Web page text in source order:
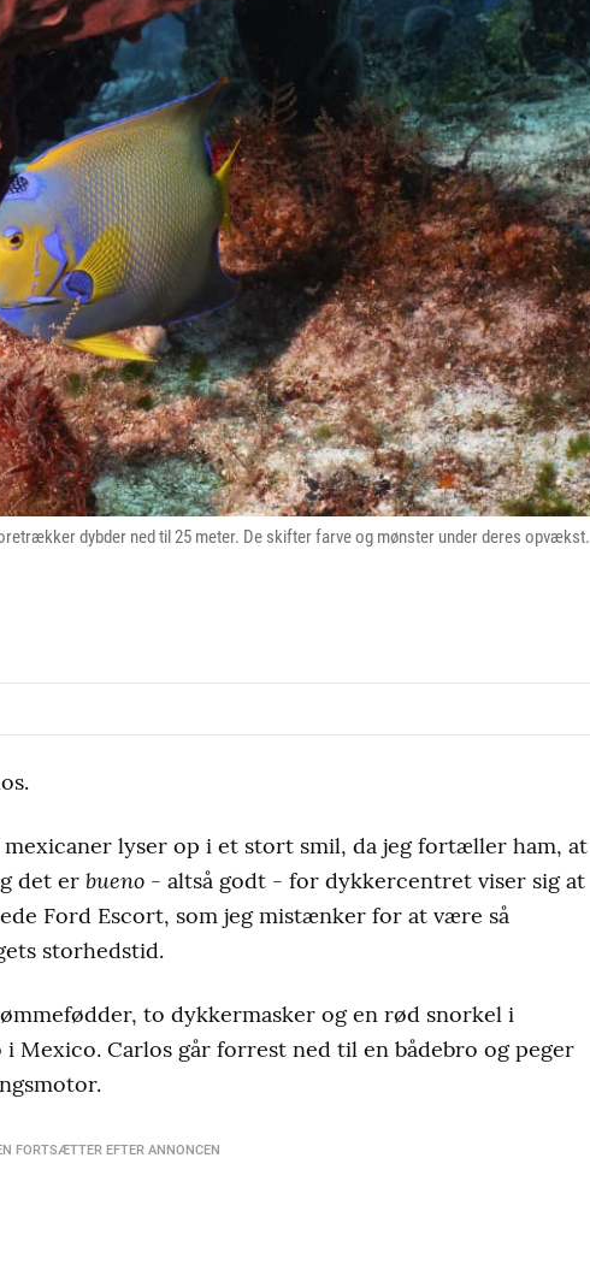
dybder ned til 25 meter. De skifter farve og mønster under deres opvækst.
lyser op i et stort smil, da jeg fortæller ham, at
det er bueno - altså godt - for dykkercentret viser sig at
Ford Escort, som jeg mistænker for at være så
storhedstid.
to dykkermasker og en rød snorkel i
Mexico. Carlos går forrest ned til en bådebro og peger
FORTSÆTTER EFTER ANNONCEN